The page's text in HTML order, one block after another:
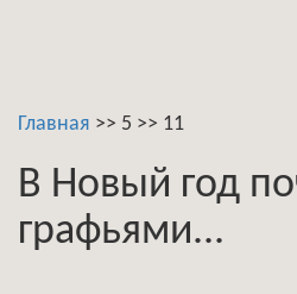
Главная >> 5 >> 11
В Новый год
графьями...